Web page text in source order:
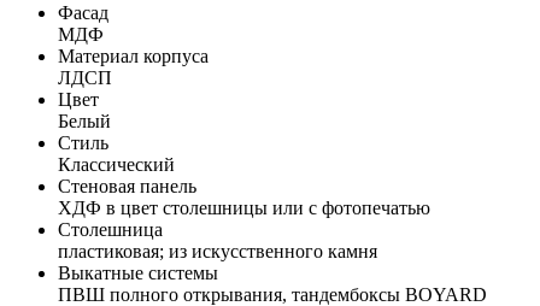
Фасад
МДФ
Материал корпуса
ЛДСП
Цвет
Белый
Стиль
Классический
Стеновая панель
ХДФ в цвет столешницы или с фотопечатью
Столешница
пластиковая; из искусственного камня
Выкатные системы
ПВШ полного открывания, тандембоксы BOYARD